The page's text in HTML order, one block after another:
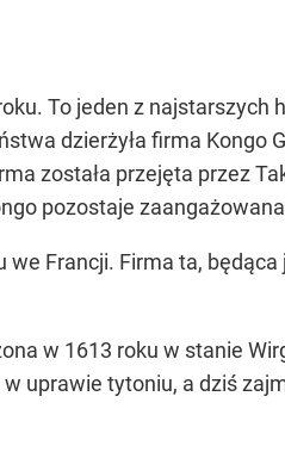
To jeden z najstarszych
dzierżyła firma Kongo
została przejęta przez
pozostaje
we Francji. Firma ta,
w 1613 roku w stanie
uprawie tytoniu, a dziś